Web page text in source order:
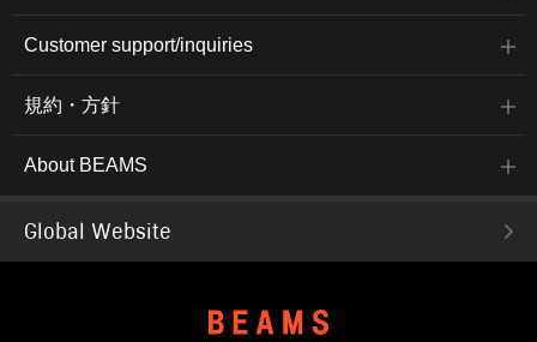
Customer support/inquiries
規約・方針
About BEAMS
Global Website